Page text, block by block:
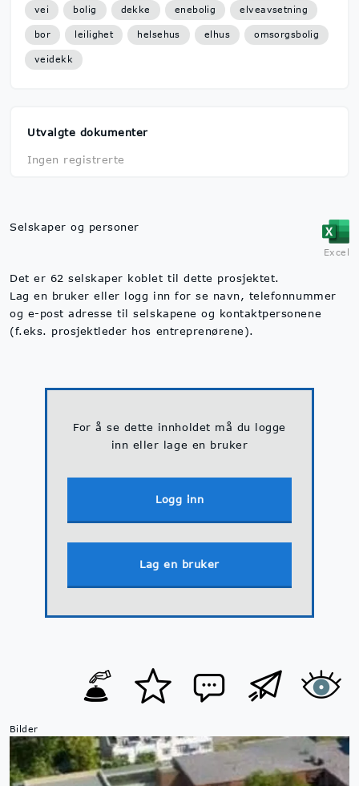
vei bolig dekke enebolig elveavsetning
bor leilighet helsehus elhus omsorgsbolig
veidekk
Utvalgte dokumenter
Ingen registrerte
Selskaper og personer
Excel
Det er 62 selskaper koblet til dette prosjektet.
Lag en bruker eller logg inn for se navn, telefonnummer
og e-post adresse til selskapene og kontaktpersonene
(f.eks. prosjektleder hos entreprenørene).
For å se dette innholdet må du logge
inn eller lage en bruker
Logg inn
Lag en bruker
Bilder